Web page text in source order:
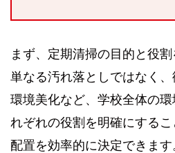
まず、定期清掃の目的と役割
単なる汚れ落としではなく、
環境美化など、学校全体の
れぞれの役割を明確にする
配置を効率的に決定できます